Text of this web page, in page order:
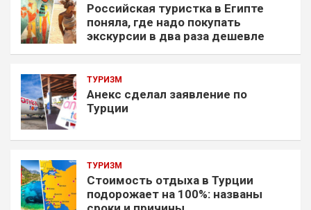
Российская туристка в Египте
поняла, где надо покупать
экскурсии в два раза дешевле
ТУРИЗМ
Анекс сделал заявление по
Турции
ТУРИЗМ
Стоимость отдыха в Турции
подорожает на 100%: названы